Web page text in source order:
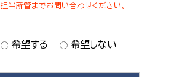
担当所管までお問い合わせください。
希望する 希望しない